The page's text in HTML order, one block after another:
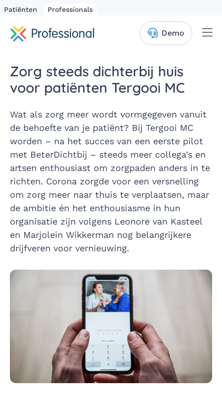
Patiënten Professionals
Demo
Zorg steeds dichterbij huis
voor patiënten Tergooi MC
Wat als zorg meer wordt vormgegeven vanuit
de behoefte van je patiënt? Bij Tergooi MC
worden – na het succes van een eerste pilot
met BeterDichtbij – steeds meer collega’s en
artsen enthousiast om zorgpaden anders in te
richten. Corona zorgde voor een versnelling
om zorg meer naar thuis te verplaatsen, maar
de ambitie én het enthousiasme in hun
organisatie zijn volgens Leonore van Kasteel
en Marjolein Wikkerman nog belangrijkere
drijfveren voor vernieuwing.